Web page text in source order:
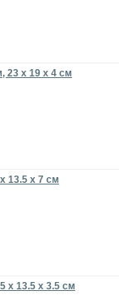
23 x 19 x 4 см
13.5 х 7 см
х 13.5 х 3.5 см